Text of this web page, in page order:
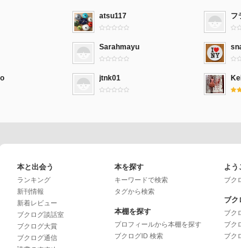
atsu117 フ
Sarahmayu
jtnk01
本と出会う
ランキング
新刊情報
新着レビュー
ブクログ談話室
ブクログ大賞
ブクログ通信
本を探す
キーワードで検索
タグから検索
本棚を探す
プロフィールから本棚を探す
ブクログID 検索
よう
ブク
ブク
ブク
ブク
ブク